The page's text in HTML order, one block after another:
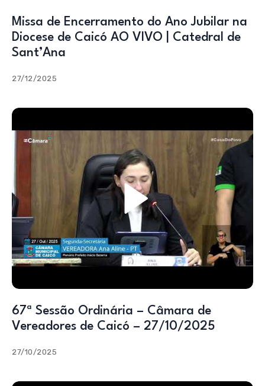
Missa de Encerramento do Ano Jubilar na
Diocese de Caicó AO VIVO | Catedral de
Sant’Ana
27/12/2025
67ª Sessão Ordinária – Câmara de
Vereadores de Caicó – 27/10/2025
27/10/2025